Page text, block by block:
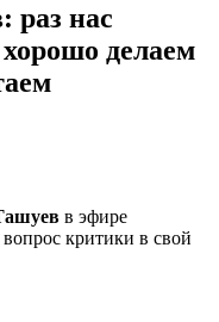
раз нас
делаем
в эфире
критики в свой